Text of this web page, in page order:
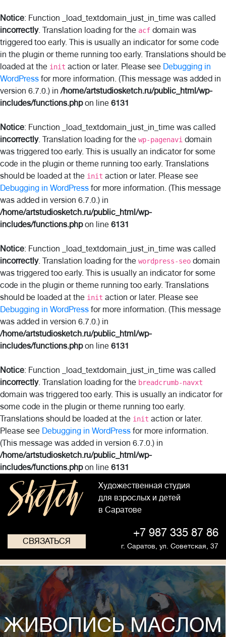
Notice: Function _load_textdomain_just_in_time was called
incorrectly. Translation loading for the acf domain was
triggered too early. This is usually an indicator for some code
in the plugin or theme running too early. Translations should be
loaded at the init action or later. Please see Debugging in
WordPress for more information. (This message was added in
version 6.7.0.) in/home/artstudiosketch.ru/public_html/wp-
includes/functions.phpon line 6131
Notice: Function _load_textdomain_just_in_time was called
incorrectly. Translation loading for the wp-pagenavi domain
was triggered too early. This is usually an indicator for some
code in the plugin or theme running too early. Translations
should be loaded at the init action or later. Please see
Debugging in WordPress for more information. (This message
was added in version 6.7.0.) in
/home/artstudiosketch.ru/public_html/wp-
includes/functions.phpon line 6131
Notice: Function _load_textdomain_just_in_time was called
incorrectly. Translation loading for the wordpress-seo domain
was triggered too early. This is usually an indicator for some
code in the plugin or theme running too early. Translations
should be loaded at the init action or later. Please see
Debugging in WordPress for more information. (This message
was added in version 6.7.0.) in
/home/artstudiosketch.ru/public_html/wp-
includes/functions.phpon line 6131
Notice: Function _load_textdomain_just_in_time was called
incorrectly. Translation loading for the breadcrumb-navxt
domain was triggered too early. This is usually an indicator for
some code in the plugin or theme running too early.
Translations should be loaded at the init action or later.
Please see Debugging in WordPress for more information.
(This message was added in version 6.7.0.) in
/home/artstudiosketch.ru/public_html/wp-
includes/functions.phpon line 6131
Художественная студия
для взрослых и детей
в Саратове
СВЯЗАТЬСЯ
+7 987 335 87 86
г. Саратов, ул. Советская, 37
ЖИВОПИСЬ МАСЛОМ